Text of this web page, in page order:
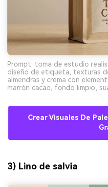
Prompt: toma de estudio
diseño de etiqueta, texturas
almendras y crema con
marrón cacao, fondo limpio,
Crear Visuales De
3) Lino de salvia